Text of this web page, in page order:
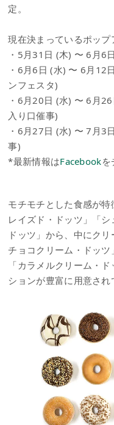
定。
現在決まっているポップ
・5月31日 (木) 〜 6月6
・6月6日 (水) 〜 6月12
ンフェスタ)
・6月20日 (水) 〜 6月
入り口催事)
・6月27日 (水) 〜 7月3
事)
*最新情報はFacebookを
モチモチとした食感が
レイズド・ドッツ」「
ドッツ」から、中にク
チョコクリーム・ドッツ
「カラメルクリーム・
ションが豊富に用意され